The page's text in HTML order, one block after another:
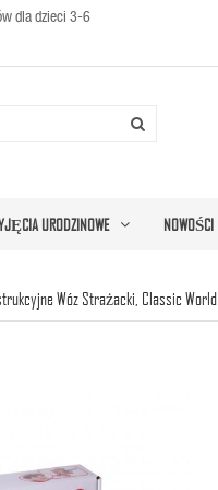
dla dzieci 3-6
URODZINOWE NOWOŚCI
Wóz Strażacki, Classic World